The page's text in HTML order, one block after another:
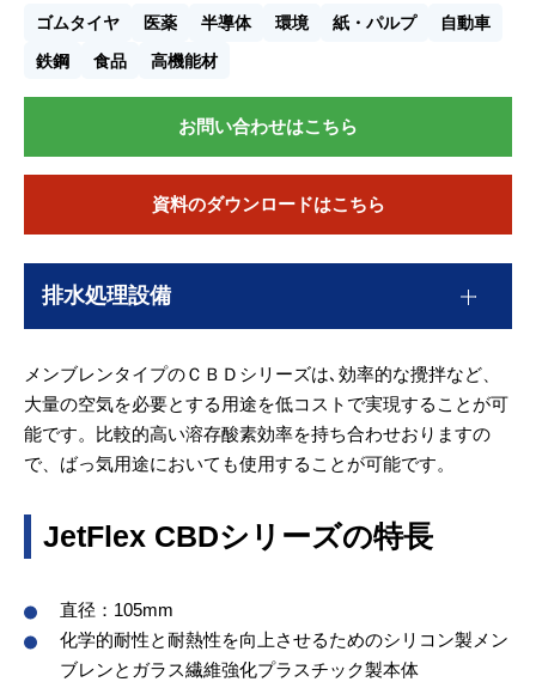
ゴムタイヤ 医薬 半導体 環境 紙・パルプ
自動車
鉄鋼
食品 高機能材
お問い合わせはこちら
資料のダウンロードはこちら
排水処理設備
メンブレンタイプのＣＢＤシリーズは､効率的な攪拌など、
大量の空気を必要とする用途を低コストで実現することが可
能です。比較的高い溶存酸素効率を持ち合わせおりますの
で、ばっ気用途においても使用することが可能です。
JetFlex CBDシリーズの特長
直径：105mm
化学的耐性と耐熱性を向上させるためのシリコン製メン
ブレンとガラス繊維強化プラスチック製本体